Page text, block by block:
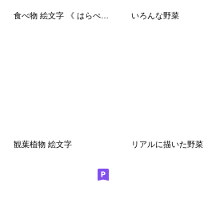
いろんな野菜
観葉植物 絵文字 リアルに描いた野菜